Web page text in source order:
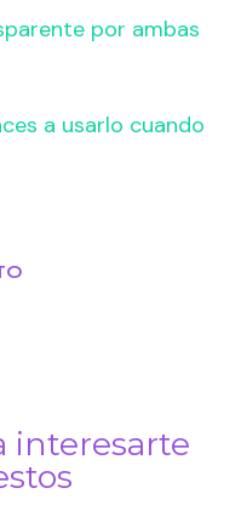
por ambas
a usarlo cuando
interesarte